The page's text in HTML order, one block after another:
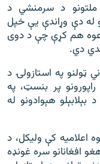
د سرمنشي د
له دې وړاندې یې خپل
هم کړې چې د دوی
دي.
ټولنو په استازولۍ د
پر بنسټ، په
هېوادونو له
اعلامیه کې ولیکل، د
افغانانو سره غونډه